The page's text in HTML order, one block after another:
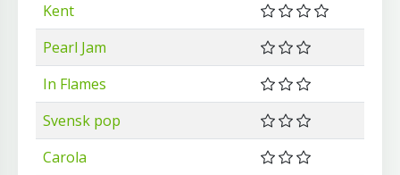
Kent
Pearl Jam
In Flames
Svensk pop
Carola